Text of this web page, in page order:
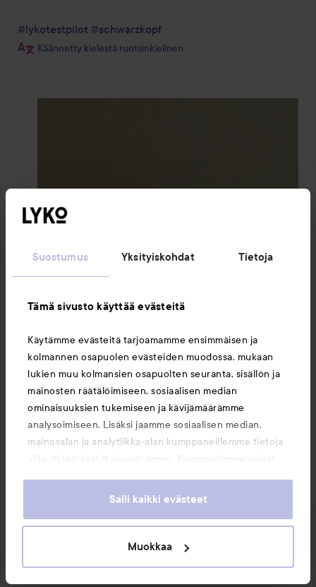
Suostumus Yksityiskohdat Tietoja
Tämä sivusto käyttää evästeitä
Käytämme evästeitä tarjoamamme ensimmäisen ja
kolmannen osapuolen evästeiden muodossa, mukaan
lukien muu kolmansien osapuolten seuranta, sisällön ja
mainosten räätälöimiseen, sosiaalisen median
ominaisuuksien tukemiseen ja kävijämäärämme
analysoimiseen. Lisäksi jaamme sosiaalisen median,
mainosalan ja analytiikka-alan kumppaneillemme tietoja
heille tai joita on kerätty, kun olet käyttänyt heidän
evästeiden käytön.
Salli kaikki evästeet
Muokkaa
#lykotestpilot #schwarzkopf
Käännetty kielestä ruotsinkielinen
EIKÄ OLE CRUELTY FREE